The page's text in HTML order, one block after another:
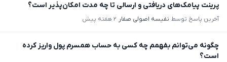
پرینت پیامک‌های دریافتی و ارسالی تا چه مدت امکان‌پذیر است؟
آخرین پاسخ توسط نفیسه اصولی صفار ۲ هفته پیش
چگونه می‌توانم بفهمم چه کسی به حساب همسرم پول واریز کرده
است؟